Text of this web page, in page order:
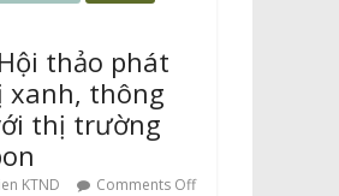
thảo phát
thông
thị trường
KTND Comments Off